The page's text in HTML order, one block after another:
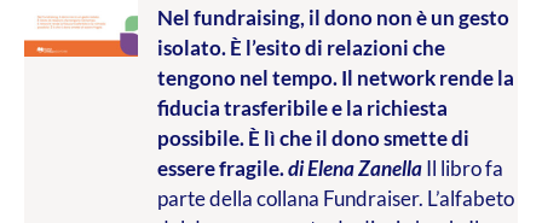
Nel fundraising, il dono non è un gesto
isolato. È l’esito di relazioni che
tengono nel tempo. Il network rende la
fiducia trasferibile e la richiesta
possibile. È lì che il dono smette di
essere fragile.di Elena ZanellaIl libro fa
parte della collana Fundraiser. L’alfabeto